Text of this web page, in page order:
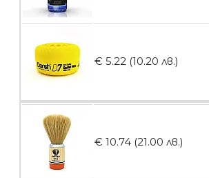
Пила тип ренде 2в1
€ 5.22 (10.20 лв.)
€ 10.74 (21.00 лв.)